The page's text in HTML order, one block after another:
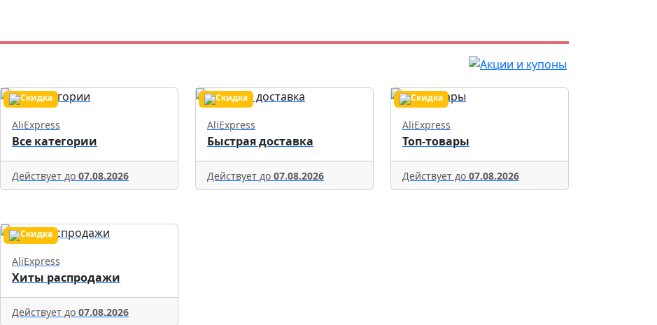
AliExpress
Все категории
Действует до 07.08.2026
AliExpress
Быстрая доставка
Действует до 07.08.2026
AliExpress
Топ-товары
Действует до 07.08.2026
AliExpress
Хиты распродажи
Действует до 07.08.2026